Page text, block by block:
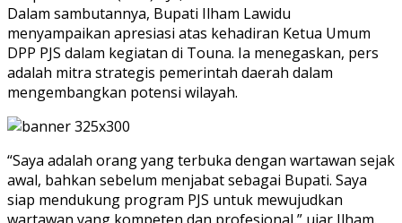
Dalam sambutannya, Bupati Ilham Lawidu
menyampaikan apresiasi atas kehadiran Ketua Umum
DPP PJS dalam kegiatan di Touna. Ia menegaskan, pers
adalah mitra strategis pemerintah daerah dalam
mengembangkan potensi wilayah.
“Saya adalah orang yang terbuka dengan wartawan sejak
awal, bahkan sebelum menjabat sebagai Bupati. Saya
siap mendukung program PJS untuk mewujudkan